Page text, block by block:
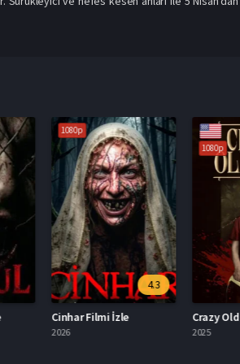
4.3
Cinhar Filmi İzle
1080p